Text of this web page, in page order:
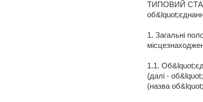
ТИПОВИЙ
1. Загальні
1.1.
(далі -
(назва